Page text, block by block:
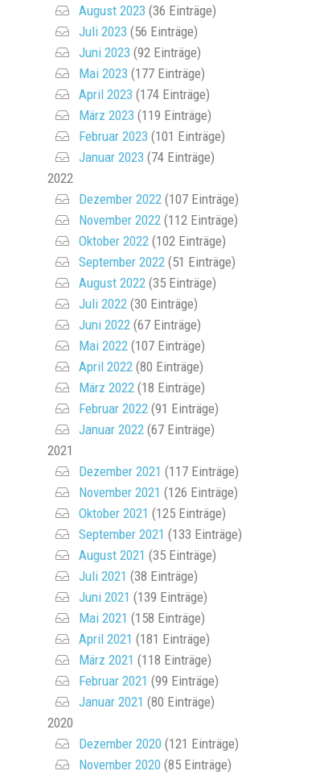
August 2023 (36 Einträge)
Juli 2023 (56 Einträge)
Juni 2023 (92 Einträge)
Mai 2023 (177 Einträge)
April 2023 (174 Einträge)
März 2023 (119 Einträge)
Februar 2023 (101 Einträge)
Januar 2023 (74 Einträge)
2022
Dezember 2022(107 Einträge)
November 2022(112 Einträge)
Oktober 2022(102 Einträge)
September 2022(51 Einträge)
August 2022(35 Einträge)
Juli 2022(30 Einträge)
Juni 2022(67 Einträge)
Mai 2022(107 Einträge)
April 2022(80 Einträge)
März 2022(18 Einträge)
Februar 2022(91 Einträge)
Januar 2022(67 Einträge)
2021
Dezember 2021 (117 Einträge)
November 2021 (126 Einträge)
Oktober 2021 (125 Einträge)
September 2021 (133 Einträge)
August 2021 (35 Einträge)
Juli 2021 (38 Einträge)
Juni 2021 (139 Einträge)
Mai 2021 (158 Einträge)
April 2021 (181 Einträge)
März 2021 (118 Einträge)
Februar 2021 (99 Einträge)
Januar 2021 (80 Einträge)
2020
Dezember 2020(121 Einträge)
November 2020(85 Einträge)